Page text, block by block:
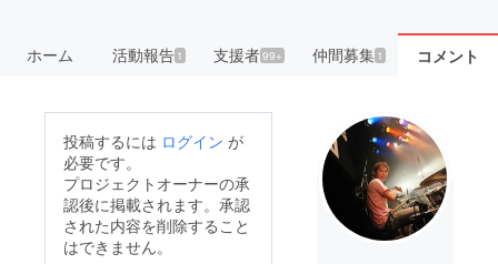
ホーム 活動報告1 支援者99+ 仲間募集 1 コメント
投稿するには ログイン が
必要です。
プロジェクトオーナーの承
認後に掲載されます。承認
された内容を削除すること
はできません。